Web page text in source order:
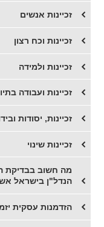
זכיינות אנשים
זכיינות וכח רצון
זכיינות ולמידה
זכיינות ועבודה
זכיינות, יסודות
זכיינות שינוי
מה חשוב בבדיקת
הנדל"ן בישראל
הזדמנות עסקית